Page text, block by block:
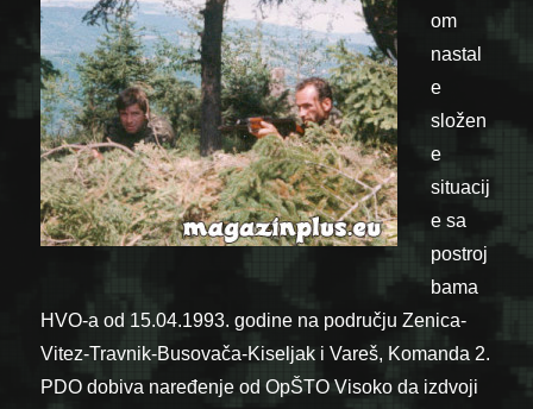
om
nastal
e
složen
e
situacij
e sa
postroj
bama
HVO-a od 15.04.1993. godine na području Zenica-
Vitez-Travnik-Busovača-Kiseljak i Vareš, Komanda 2.
PDO dobiva naređenje od OpŠTO Visoko da izdvoji